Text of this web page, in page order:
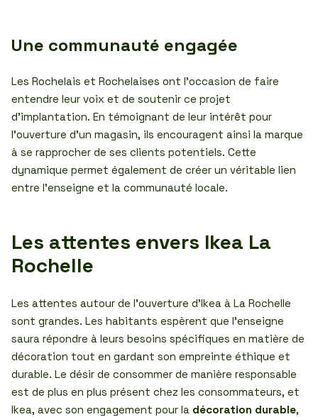
Une communauté engagée
Les Rochelais et Rochelaises ont l’occasion de faire
entendre leur voix et de soutenir ce projet
d’implantation. En témoignant de leur intérêt pour
l’ouverture d’un magasin, ils encouragent ainsi la marque
à se rapprocher de ses clients potentiels. Cette
dynamique permet également de créer un véritable lien
entre l’enseigne et la communauté locale.
Les attentes envers Ikea La
Rochelle
Les attentes autour de l’ouverture d’Ikea à La Rochelle
sont grandes. Les habitants espèrent que l’enseigne
saura répondre à leurs besoins spécifiques en matière de
décoration tout en gardant son empreinte éthique et
durable. Le désir de consommer de manière responsable
est de plus en plus présent chez les consommateurs, et
Ikea, avec son engagement pour la décoration durable,